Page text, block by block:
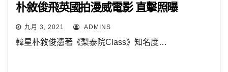
朴敘俊飛英國拍漫威電影 直擊照曝
九月 3, 2021 ADMINS
韓星朴敘俊憑著《梨泰院Class》知名度…